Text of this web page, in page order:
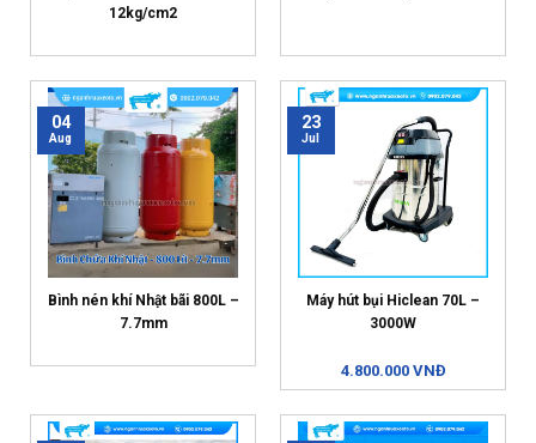
12kg/cm2
Bình nén khí Nhật bãi 800L –
7.7mm
04
Aug
Máy hút bụi Hiclean 70L –
3000W
23
Jul
4.800.000 VNĐ